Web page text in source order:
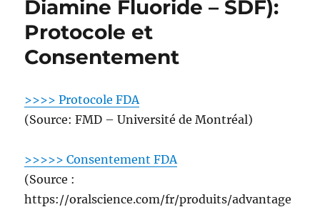
Diamine Fluoride – SDF):
Protocole et
Consentement
>>>> Protocole FDA
(Source: FMD – Université de Montréal)
>>>>> Consentement FDA
(Source :
https://oralscience.com/fr/produits/advantage